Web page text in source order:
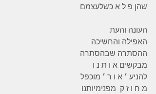
שהן פ ל א כשלעצמם
העונה והעת
האפילה והחשיכה
ההסתרה שבהסתרה
מבקשים א ו ת נ ו
להניע ׳ א ו ר ׳ מוכפל
מ ח ו ז ק  מפנימיותנו